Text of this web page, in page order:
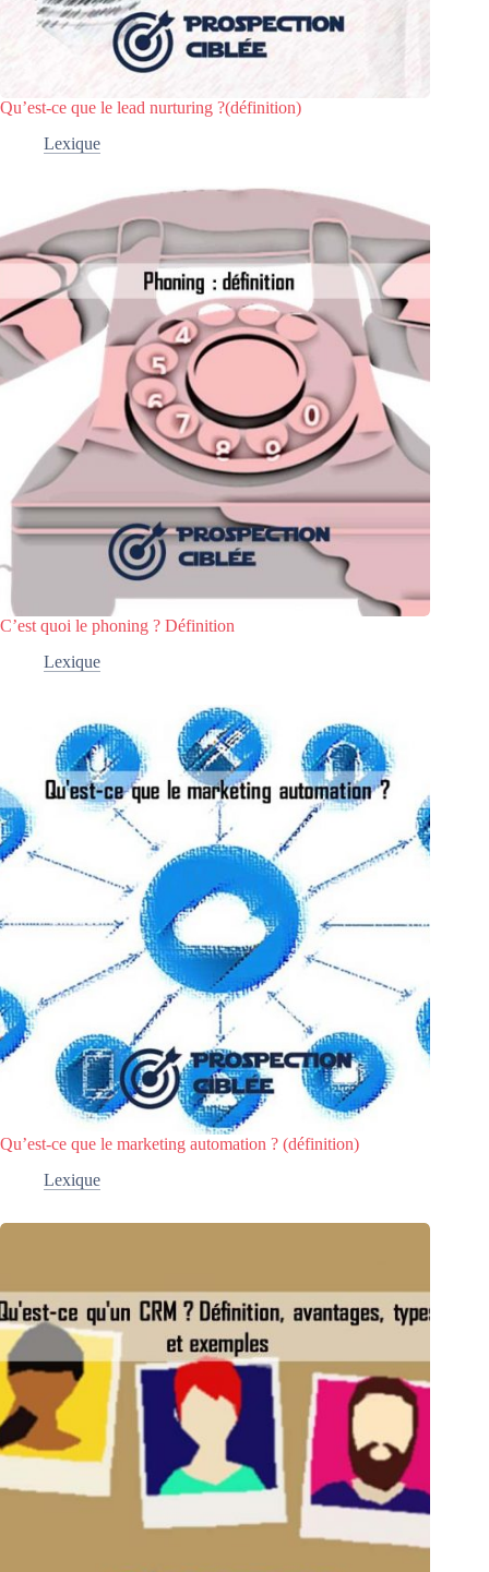
Qu’est-ce que le lead nurturing ?(définition)
Lexique
C’est quoi le phoning ? Définition
Lexique
Qu’est-ce que le marketing automation ? (définition)
Lexique